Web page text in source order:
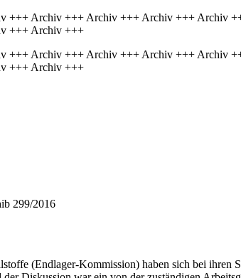
Archiv +++ Archiv +++ Archiv +++ Archiv
+++ Archiv +++
Archiv +++ Archiv +++ Archiv +++ Archiv
+++ Archiv +++
299/2016
(Endlager-Kommission) haben sich bei ihren